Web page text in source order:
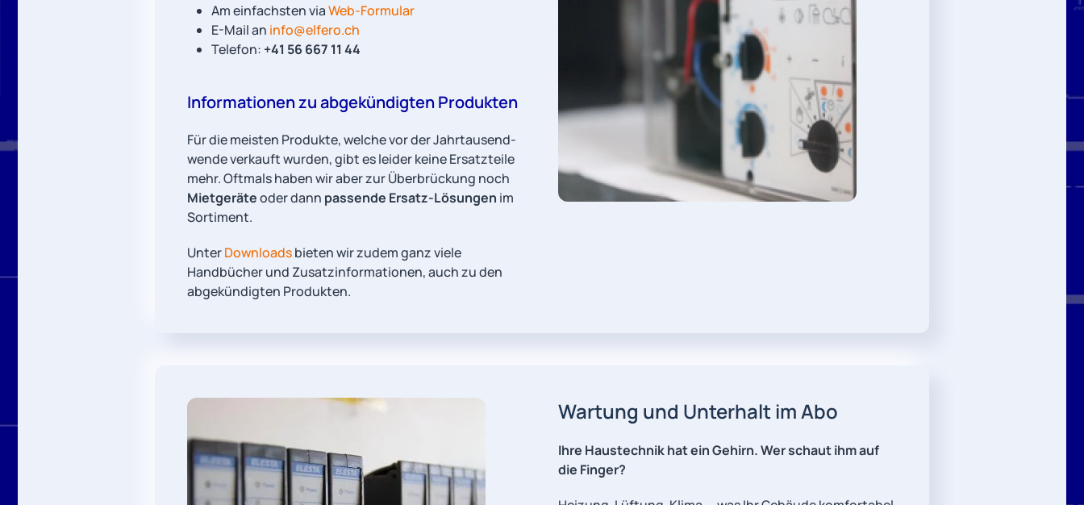
Am einfachsten viaWeb-Formular
E-Mail an info@elfero.ch
Telefon: +41 56 667 11 44
Informationen zu abgekündigten Produkten
Für die meisten Produkte, welche vor der Jahrtausend-
wende verkauft wurden, gibt es leider keine Ersatzteile
mehr. Oftmals haben wir aber zur Überbrückung noch
Mietgeräteoder dann passende Ersatz-Lösungen im
Sortiment.
UnterDownloadsbieten wir zudem ganz viele
Handbücher und Zusatzinformationen, auch zu den
abgekündigten Produkten.
Wartung und Unterhalt im Abo
Ihre Haustechnik hat ein Gehirn. Wer schaut ihm auf
die Finger?